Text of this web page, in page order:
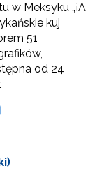
w Meksyku „¡A
kuj
51
od 24